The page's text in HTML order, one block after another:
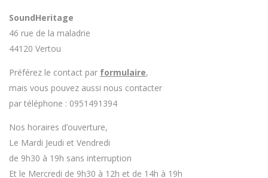
SoundHeritage
46 rue de la maladrie
44120 Vertou
Préférez le contact par formulaire,
mais vous pouvez aussi nous contacter
par téléphone : 0951491394
Nos horaires d’ouverture,
Le Mardi Jeudi et Vendredi
de 9h30 à 19h sans interruption
Et le Mercredi de 9h30 à 12h et de 14h à 19h